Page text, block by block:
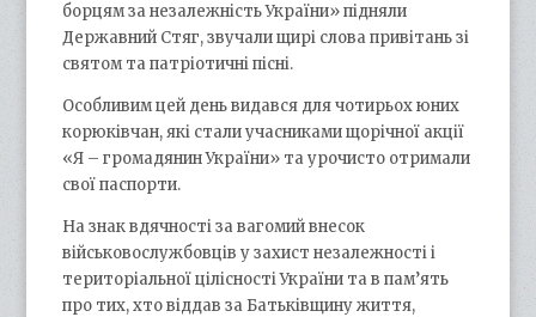
борцям за незалежність України» підняли
Державний Стяг, звучали щирі слова привітань зі
святом та патріотичні пісні.
Особливим цей день видався для чотирьох юних
корюківчан, які стали учасниками щорічної акції
«Я – громадянин України» та урочисто отримали
свої паспорти.
На знак вдячності за вагомий внесок
військовослужбовців у захист незалежності і
територіальної цілісності України та в пам’ять
про тих, хто віддав за Батьківщину життя,